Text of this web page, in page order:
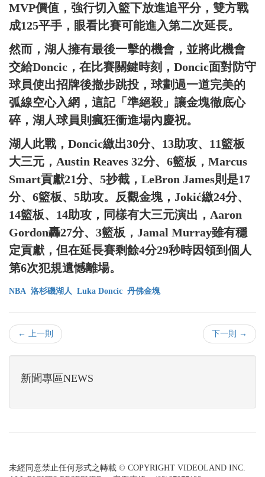
MVP價值，強行切入籃下放進追平分，雙方戰
成125平手，眼看比賽可能進入第二次延長。
然而，湖人擁有最後一擊的機會，並將此機會
交給Doncic，在比賽關鍵時刻，Doncic面對防守
球員使出招牌後撤步跳投，球劃過一道完美的
弧線空心入網，這記「準絕殺」讓金塊徹底心
碎，湖人球員則瘋狂衝進場內慶祝。
湖人此戰，Doncic繳出30分、13助攻、11籃板
大三元，Austin Reaves 32分、6籃板，Marcus
Smart貢獻21分、5抄截，LeBron James則是17
分、6籃板、5助攻。反觀金塊，Jokić繳24分、
14籃板、14助攻，同樣有大三元演出，Aaron
Gordon轟27分、3籃板，Jamal Murray雖有穩
定貢獻，但在延長賽剩餘4分29秒時因領到個人
第6次犯規遺憾離場。
NBA 洛杉磯湖人 Luka Doncic 丹佛金塊
← 上一則 下一則 →
新聞專區NEWS
未經同意禁止任何形式之轉載 © COPYRIGHT VIDEOLAND INC.